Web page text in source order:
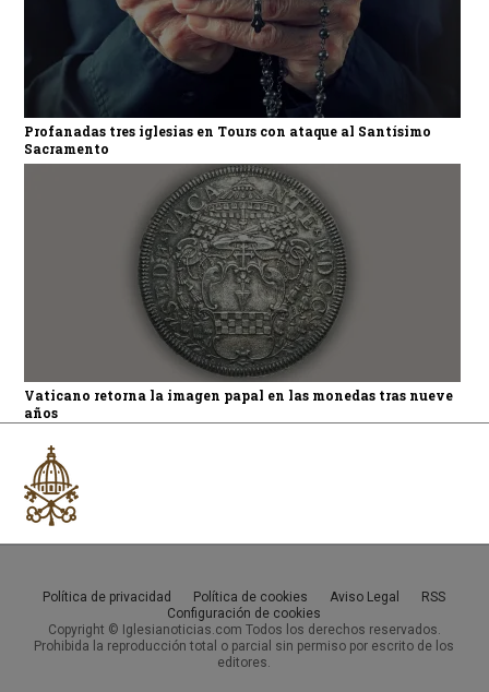
Profanadas tres iglesias en Tours con ataque al Santísimo
Sacramento
Vaticano retorna la imagen papal en las monedas tras nueve
años
Política de privacidad Política de cookies Aviso Legal
RSS
Configuración de cookies
Copyright © Iglesianoticias.com Todos los derechos reservados.
Prohibida la reproducción total o parcial sin permiso por escrito de los
editores.